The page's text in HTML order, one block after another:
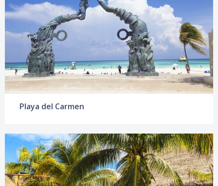
Playa del Carmen